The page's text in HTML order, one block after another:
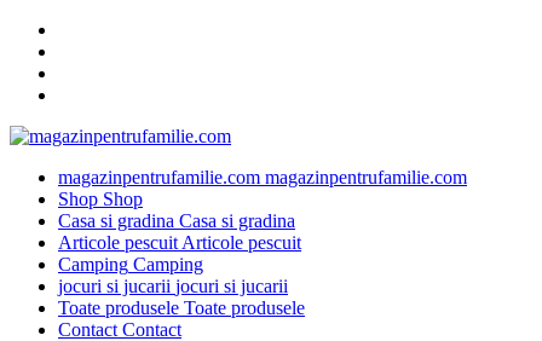
conținut
magazinpentrufamilie.com magazinpentrufamilie.com
Shop Shop
Casa si gradina Casa si gradina
Articole pescuit Articole pescuit
Camping Camping
jocuri si jucarii jocuri si jucarii
Toate produsele Toate produsele
Contact Contact